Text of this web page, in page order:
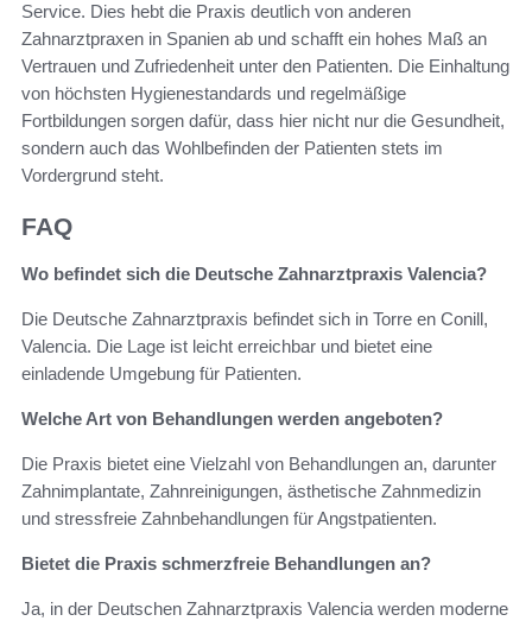
Service. Dies hebt die Praxis deutlich von anderen
Zahnarztpraxen in Spanien ab und schafft ein hohes Maß an
Vertrauen und Zufriedenheit unter den Patienten. Die Einhaltung
von höchsten Hygienestandards und regelmäßige
Fortbildungen sorgen dafür, dass hier nicht nur die Gesundheit,
sondern auch das Wohlbefinden der Patienten stets im
Vordergrund steht.
FAQ
Wo befindet sich die Deutsche Zahnarztpraxis Valencia?
Die Deutsche Zahnarztpraxis befindet sich in Torre en Conill,
Valencia. Die Lage ist leicht erreichbar und bietet eine
einladende Umgebung für Patienten.
Welche Art von Behandlungen werden angeboten?
Die Praxis bietet eine Vielzahl von Behandlungen an, darunter
Zahnimplantate, Zahnreinigungen, ästhetische Zahnmedizin
und stressfreie Zahnbehandlungen für Angstpatienten.
Bietet die Praxis schmerzfreie Behandlungen an?
Ja, in der Deutschen Zahnarztpraxis Valencia werden moderne